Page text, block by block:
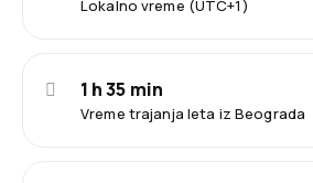
Lokalno vreme (UTC+1)
Vreme trajanja leta iz Beograda
1 h 35 min